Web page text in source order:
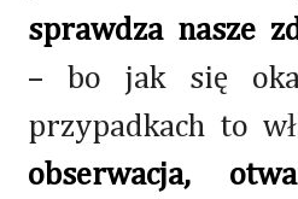
sprawdza nasze
– bo jak się
przypadkach to
obserwacja,